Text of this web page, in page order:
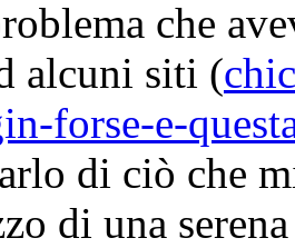
che
alcuni siti (
forse-e-
di ciò che
di una serena